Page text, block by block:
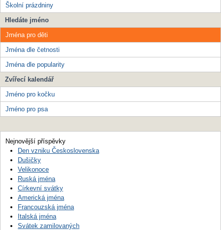
Školní prázdniny
Hledáte jméno
Jména pro děti
Jména dle četnosti
Jména dle popularity
Zvířecí kalendář
Jméno pro kočku
Jméno pro psa
Nejnovější příspěvky
Den vzniku Československa
Dušičky
Velikonoce
Ruská jména
Církevní svátky
Americká jména
Francouzská jména
Italská jména
Svátek zamilovaných